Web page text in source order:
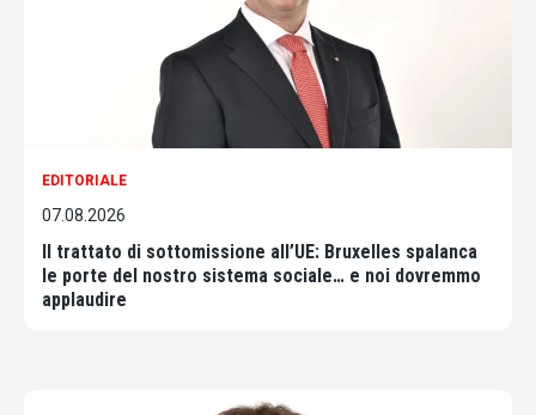
EDITORIALE
07.08.2026
Il trattato di sottomissione all’UE: Bruxelles spalanca
le porte del nostro sistema sociale… e noi dovremmo
applaudire